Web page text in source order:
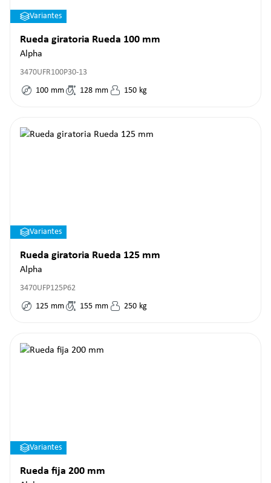
Variantes
Rueda giratoria Rueda 100 mm
Alpha
3470UFR100P30-13
100 mm 128 mm 150 kg
Variantes
Rueda giratoria Rueda 125 mm
Alpha
3470UFP125P62
125 mm 155 mm 250 kg
Variantes
Rueda fija 200 mm